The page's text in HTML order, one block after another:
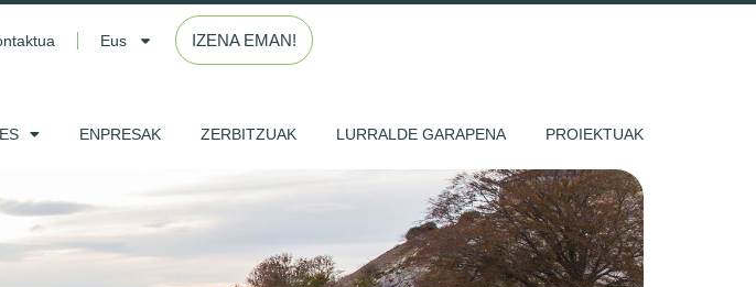
Eus IZENA EMAN!
ENPRESAK ZERBITZUAK LURRALDE GARAPENA PROIEKTUAK